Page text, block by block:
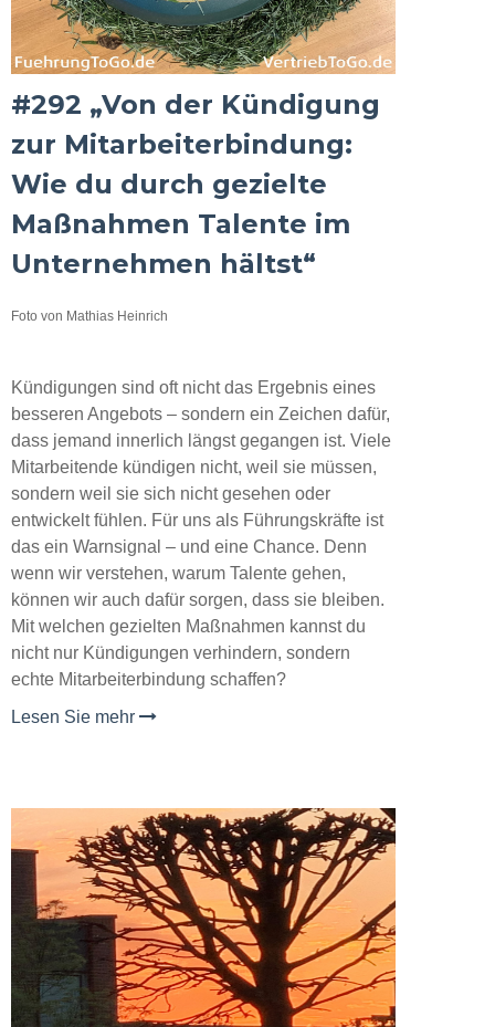
#292 „Von der Kündigung
zur Mitarbeiterbindung:
Wie du durch gezielte
Maßnahmen Talente im
Unternehmen hältst“
Foto von Mathias Heinrich
Kündigungen sind oft nicht das Ergebnis eines
besseren Angebots – sondern ein Zeichen dafür,
dass jemand innerlich längst gegangen ist. Viele
Mitarbeitende kündigen nicht, weil sie müssen,
sondern weil sie sich nicht gesehen oder
entwickelt fühlen. Für uns als Führungskräfte ist
das ein Warnsignal – und eine Chance. Denn
wenn wir verstehen, warum Talente gehen,
können wir auch dafür sorgen, dass sie bleiben.
Mit welchen gezielten Maßnahmen kannst du
nicht nur Kündigungen verhindern, sondern
echte Mitarbeiterbindung schaffen?
Lesen Sie mehr